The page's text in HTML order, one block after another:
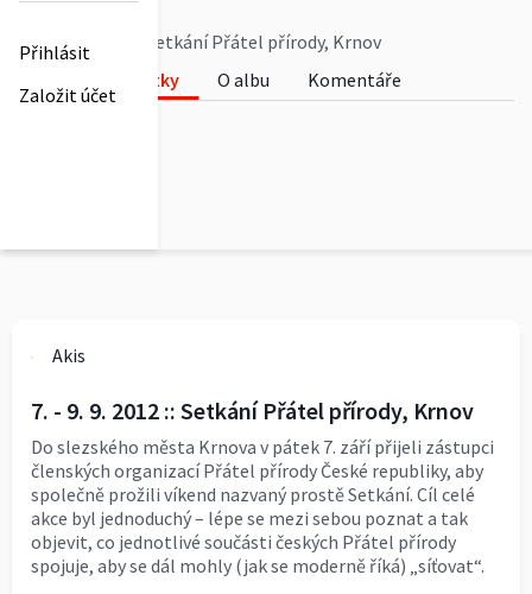
Přihlásit
Založit účet
7. - 9. 9. 2012 :: Setkání Přátel přírody, Krnov
Fotky
O albu
Komentáře
Akis
7. - 9. 9. 2012 :: Setkání Přátel přírody, Krnov
Do slezského města Krnova v pátek 7. září přijeli zástupci
členských organizací Přátel přírody České republiky, aby
společně prožili víkend nazvaný prostě Setkání. Cíl celé
akce byl jednoduchý – lépe se mezi sebou poznat a tak
objevit, co jednotlivé součásti českých Přátel přírody
spojuje, aby se dál mohly (jak se moderně říká) „síťovat“.